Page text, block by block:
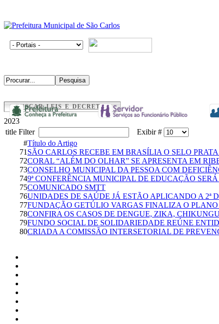
BUSCAR LEIS E DECRETOS
2023
title Filter
Exibir #
#Título do Artigo
71 SÃO CARLOS RECEBE EM BRASÍLIA O SELO
72CORAL “ALÉM DO OLHAR” SE APRESENTA EM
73CONSELHO MUNICIPAL DA PESSOA COM
749ª CONFERÊNCIA MUNICIPAL DE EDUCAÇÃO
75COMUNICADO SMTT
76UNIDADES DE SAÚDE JÁ ESTÃO APLICANDO A 2ª
77FUNDAÇÃO GETÚLIO VARGAS FINALIZA O
78CONFIRA OS CASOS DE DENGUE, ZIKA,
79FUNDO SOCIAL DE SOLIDARIEDADE REÚNE
80CRIADA A COMISSÃO INTERSETORIAL DE